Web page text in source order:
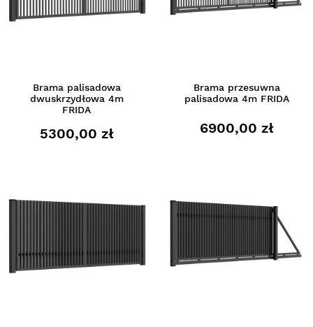
Brama palisadowa
dwuskrzydłowa 4m
FRIDA
5300,00 zł
Brama przesuwna
palisadowa 4m FRIDA
6900,00 zł